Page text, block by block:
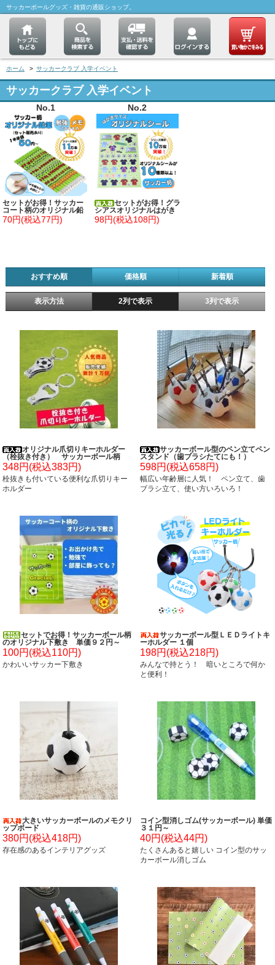
サッカーボールグッズ・雑貨の通販ショップ。
ホーム > サッカークラブ 入学イベント
サッカークラブ 入学イベント
No.1
セットがお得！サッカー
コート柄のオリジナル鉛
筆(New) 単価５０円～
70円(税込77円)
No.2
セットがお得！グラ
シアスオリジナルはがき
サイズのサッカーシール
単価７８円～
98円(税込108円)
おすすめ順 価格順 新着順
表示方法 2列で表示 3列で表示
オリジナル爪切りキーホルダー
（栓抜き付き） サッカーボール柄
348円(税込383円)
栓抜きも付いている便利な爪切りキー
ホルダー
サッカーボール型のペン立てペン
スタンド（歯ブラシたてにも！）
598円(税込658円)
幅広い年齢層に人気！ ペン立て、歯
ブラシ立て、使い方いろいろ！
セットでお得！サッカーボール柄
のオリジナル下敷き 単価９２円～
100円(税込110円)
かわいいサッカー下敷き
サッカーボール型ＬＥＤライトキ
ーホルダー １個
198円(税込218円)
みんなで持とう！ 暗いところで何か
と便利！
大きいサッカーボールのメモクリ
ップボード
380円(税込418円)
存在感のあるインテリアグッズ
コイン型消しゴム(サッカーボール) 単価
３１円～
40円(税込44円)
たくさんあると嬉しい コイン型のサッ
カーボール消しゴム